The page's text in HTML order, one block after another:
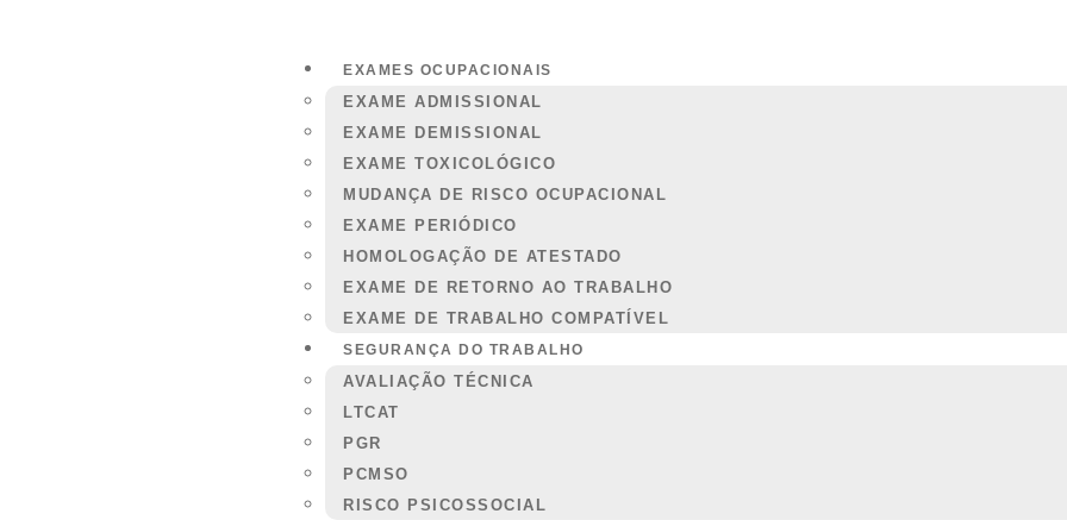
EXAMES OCUPACIONAIS
EXAME ADMISSIONAL
EXAME DEMISSIONAL
EXAME TOXICOLÓGICO
MUDANÇA DE RISCO OCUPACIONAL
EXAME PERIÓDICO
HOMOLOGAÇÃO DE ATESTADO
EXAME DE RETORNO AO TRABALHO
EXAME DE TRABALHO COMPATÍVEL
SEGURANÇA DO TRABALHO
AVALIAÇÃO TÉCNICA
LTCAT
PGR
PCMSO
RISCO PSICOSSOCIAL